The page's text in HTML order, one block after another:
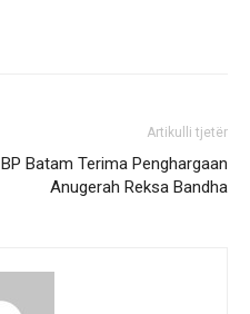
Artikulli tjetër
BP Batam Terima Penghargaan
Anugerah Reksa Bandha